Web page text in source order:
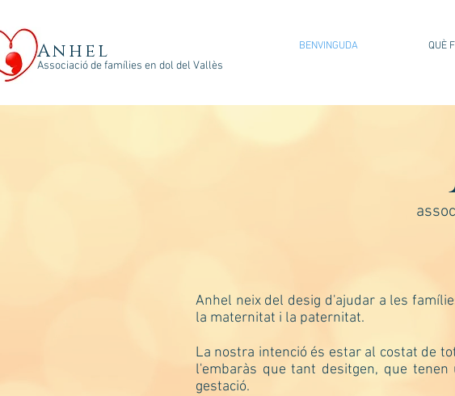
Anhel
Associació de famílies en dol del Vallès
BENVINGUDA QUÈ
Anhel neix del desig d'ajudar a les
la maternitat i la paternitat.
La nostra intenció és estar al costat de
l'embaràs que tant desitgen, que
gestació.